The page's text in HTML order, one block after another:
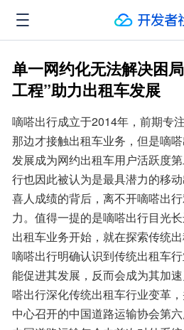
单一网约化无法解决困
工程”助力出租车发展
嘀嗒出行成立于2014年，前期专
那边才接触出租车业务，但是嘀
发展成为网约出租车用户活跃度
行也因此被认为是最具潜力的移
喜人成绩的背后，离不开嘀嗒出
力。值得一提的是嘀嗒出行目光
出租车业务开始，就在探索传统
嘀嗒出行明确认识到传统出租车
能促进其发展，反而会成为其加
嗒出行深化传统出租车行业变革
中心召开的中国道路运输协会第